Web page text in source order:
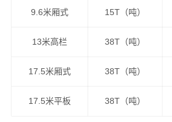
9.6米厢式 15T（吨）
13米高栏 38T（吨）
17.5米厢式 38T（吨）
17.5米平板 38T（吨）